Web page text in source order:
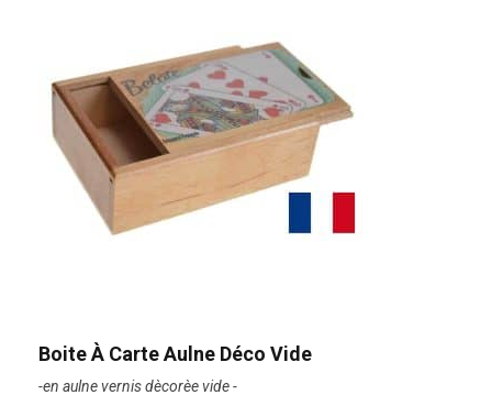
Boite À Carte Aulne Déco Vide
-en aulne vernis dècorèe vide -